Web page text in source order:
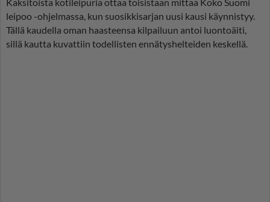
Kaksitoista kotileipuria ottaa toisistaan mittaa Koko Suomi
leipoo -ohjelmassa, kun suosikkisarjan uusi kausi käynnistyy.
Tällä kaudella oman haasteensa kilpailuun antoi luontoäiti,
sillä kautta kuvattiin todellisten ennätyshelteiden keskellä.